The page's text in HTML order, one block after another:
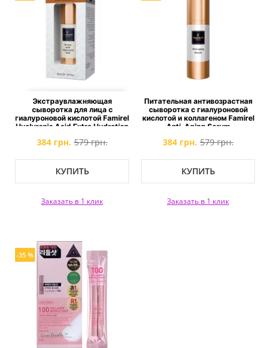
Экстраувлажняющая
сыворотка для лица с
гиалуроновой кислотой Famirel
Hyaluronic Acid Extra Hydration
384 грн. 579 грн.
КУПИТЬ
Заказать в 1 клик
Питательная антивозрастная
сыворотка с гиалуроновой
кислотой и коллагеном Famirel
Anti-Aging Serum
384 грн. 579 грн.
КУПИТЬ
Заказать в 1 клик
-35 %